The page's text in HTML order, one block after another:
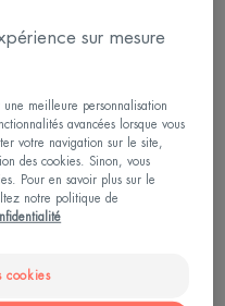
sur mesure
meilleure personnalisation
avancées lorsque vous
votre navigation sur le site,
des cookies. Sinon, vous
Pour en savoir plus sur le
notre politique de
cookies